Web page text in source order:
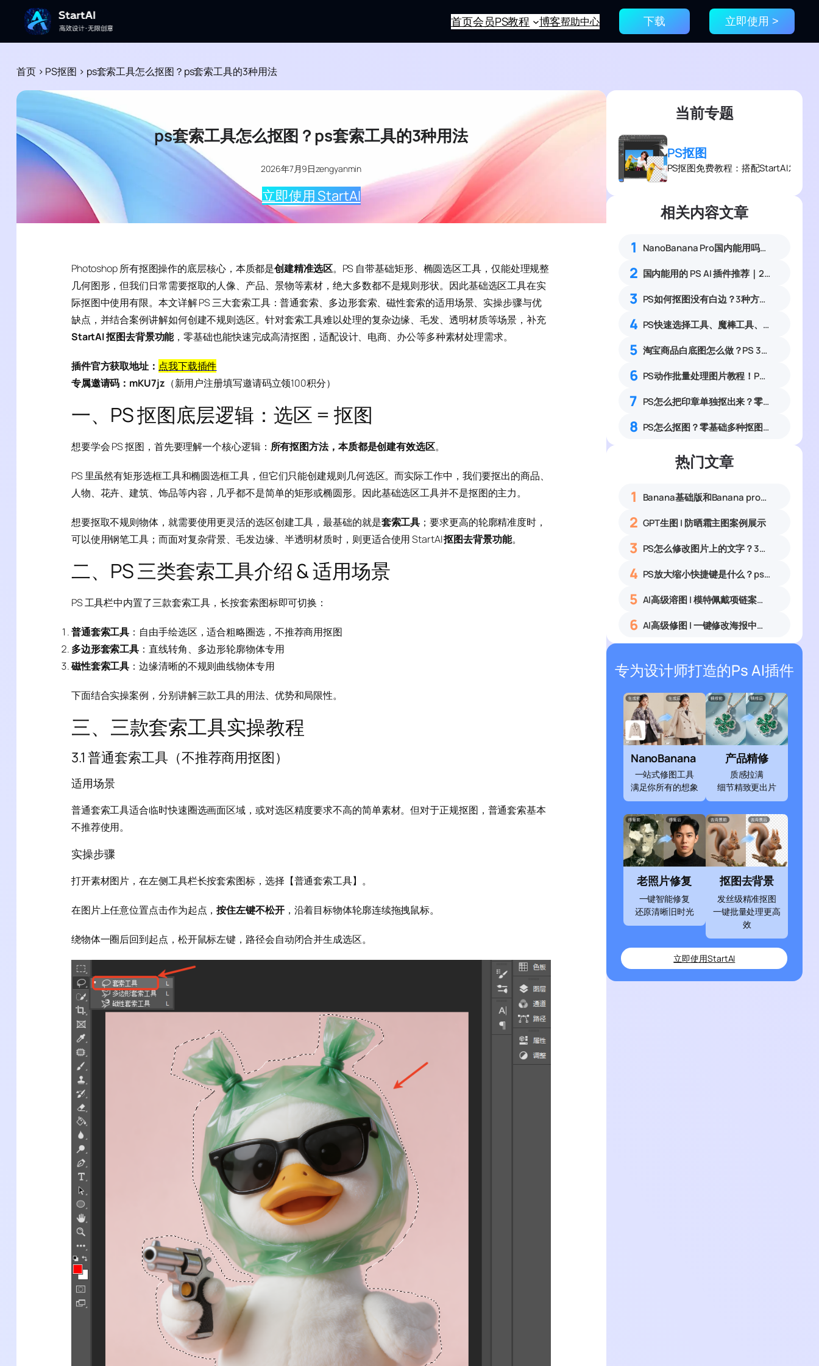
首页会员PS教程 博客帮助中心 下载 立即使用 >
首页 > PS抠图 > ps套索工具怎么抠图？ps套索工具的3种用法
ps套索工具怎么抠图？ps套索工具的3种用法
2026年7月9日zengyanmin
立即使用 StartAI
Photoshop 所有抠图操作的底层核心，本质都是创建精准选区。PS 自带基础矩形、椭圆选区工具，仅能处理规整
几何图形，但我们日常需要抠取的人像、产品、景物等素材，绝大多数都不是规则形状。因此基础选区工具在实
际抠图中使用有限。本文详解 PS 三大套索工具：普通套索、多边形套索、磁性套索的适用场景、实操步骤与优
缺点，并结合案例讲解如何创建不规则选区。针对套索工具难以处理的复杂边缘、毛发、透明材质等场景，补充
StartAI 抠图去背景功能，零基础也能快速完成高清抠图，适配设计、电商、办公等多种素材处理需求。
插件官方获取地址： 点我下载插件
专属邀请码：mKU7jz （新用户注册填写邀请码立领100积分）
一、PS 抠图底层逻辑：选区 = 抠图
想要学会 PS 抠图，首先要理解一个核心逻辑： 所有抠图方法，本质都是创建有效选区。
PS 里虽然有矩形选框工具和椭圆选框工具，但它们只能创建规则几何选区。而实际工作中，我们要抠出的商品、
人物、花卉、建筑、饰品等内容，几乎都不是简单的矩形或椭圆形。因此基础选区工具并不是抠图的主力。
想要抠取不规则物体，就需要使用更灵活的选区创建工具，最基础的就是套索工具 ；要求更高的轮廓精准度时，
可以使用钢笔工具；而面对复杂背景、毛发边缘、半透明材质时，则更适合使用 StartAI抠图去背景功能。
二、PS 三类套索工具介绍 & 适用场景
PS 工具栏中内置了三款套索工具，长按套索图标即可切换：
普通套索工具 ：自由手绘选区，适合粗略圈选，不推荐商用抠图
多边形套索工具 ：直线转角、多边形轮廓物体专用
磁性套索工具 ：边缘清晰的不规则曲线物体专用
下面结合实操案例，分别讲解三款工具的用法、优势和局限性。
三、三款套索工具实操教程
3.1 普通套索工具（不推荐商用抠图）
适用场景
普通套索工具适合临时快速圈选画面区域，或对选区精度要求不高的简单素材。但对于正规抠图，普通套索基本
不推荐使用。
实操步骤
打开素材图片，在左侧工具栏长按套索图标，选择【普通套索工具】。
在图片上任意位置点击作为起点，按住左键不松开，沿着目标物体轮廓连续拖拽鼠标。
绕物体一圈后回到起点，松开鼠标左键，路径会自动闭合并生成选区。
当前专题
PS抠图
PS抠图免费教程：搭配StartAI发丝
相关内容文章
1 NanoBanana Pro国内能用吗？Nano banana使用教程
2 国内能用的 PS AI 插件推荐｜2026 4款AI插件最新实测
3 PS如何抠图没有白边？3种方法精准抠图无白边
4 PS快速选择工具、魔棒工具、对象选择工具怎么用？选区工具完整实操教程
5 淘宝商品白底图怎么做？PS 3步无痕抠图统一底色
6 PS动作批量处理图片教程！Photoshop如何录制动作批量修图
7 PS怎么把印章单独抠出来？零基础提取印章去除背景实操教程
8 PS怎么抠图？零基础多种抠图方法实操完整教程
热门文章
1 Banana基础版和Banana pro区别对比丨具体案例应用+使用教程
2 GPT生图 | 防晒霜主图案例展示
3 PS怎么修改图片上的文字？3种无痕改字方法，新手也能搞定
4 PS放大缩小快捷键是什么？ps怎么把图片拉大拉小？
5 AI高级溶图 | 模特佩戴项链案例展示
6 AI高级修图 | 一键修改海报中的文字
专为设计师打造的Ps AI插件
NanoBanana
一站式修图工具
满足你所有的想象
产品精修
质感拉满
细节精致更出片
老照片修复
一键智能修复
还原清晰旧时光
抠图去背景
发丝级精准抠图
一键批量处理更高
效
立即使用StartAI